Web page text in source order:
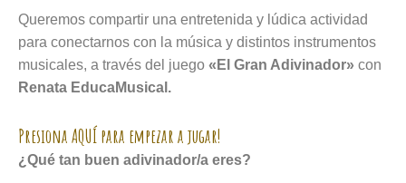
Queremos compartir una entretenida y lúdica actividad
para conectarnos con la música y distintos instrumentos
musicales, a través del juego «El Gran Adivinador» con
Renata EducaMusical.
Presiona AQUÍ para empezar a jugar!
¿Qué tan buen adivinador/a eres?